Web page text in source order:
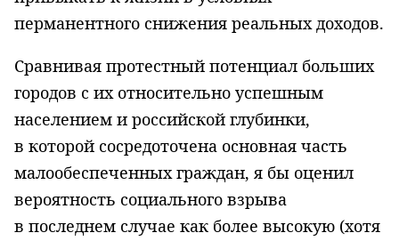
перманентного снижения реальных доходов.
Сравнивая протестный потенциал больших
городов с их относительно успешным
населением и российской глубинки,
в которой сосредоточена основная часть
малообеспеченных граждан, я бы оценил
вероятность социального взрыва
в последнем случае как более высокую (хотя